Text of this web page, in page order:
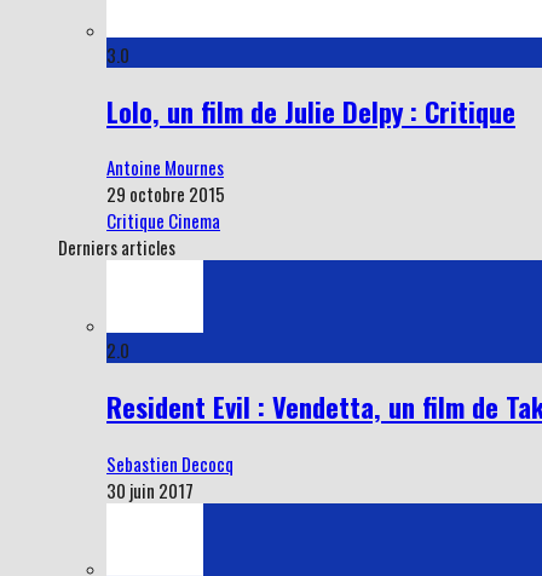
3.0
Lolo, un film de Julie Delpy : Critique
Antoine Mournes
29 octobre 2015
Critique Cinema
Derniers articles
2.0
Resident Evil : Vendetta, un film de
Sebastien Decocq
30 juin 2017